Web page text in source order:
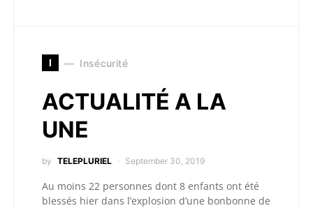
I Insécurité
ACTUALITÉ A LA
UNE
by TELEPLURIEL September 30, 2019
Au moins 22 personnes dont 8 enfants ont été
blessés hier dans l’explosion d’une bonbonne de